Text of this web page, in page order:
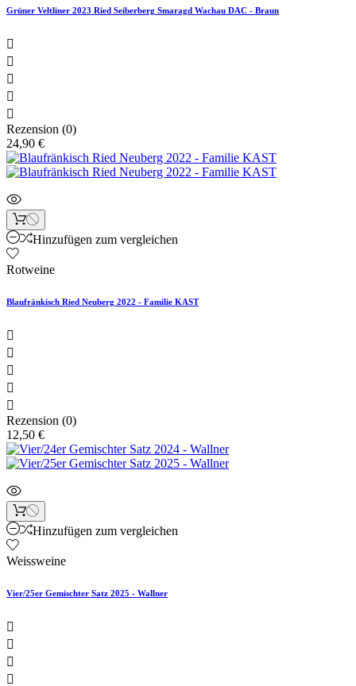
Grüner Veltliner 2023 Ried Seiberberg Smaragd Wachau DAC - Braun





Rezension (0)
24,90 €
Hinzufügen zum vergleichen
Rotweine
Blaufränkisch Ried Neuberg 2022 - Familie KAST





Rezension (0)
12,50 €
Hinzufügen zum vergleichen
Weissweine
Vier/25er Gemischter Satz 2025 - Wallner



